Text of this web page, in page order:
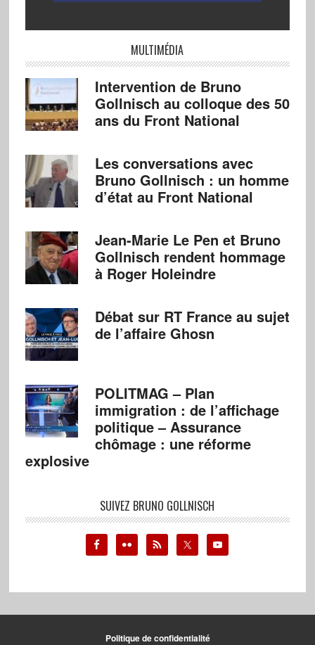
MULTIMÉDIA
Intervention de Bruno
Gollnisch au colloque des 50
ans du Front National
Les conversations avec
Bruno Gollnisch : un homme
d’état au Front National
Jean-Marie Le Pen et Bruno
Gollnisch rendent hommage
à Roger Holeindre
Débat sur RT France au sujet
de l’affaire Ghosn
POLITMAG – Plan
immigration : de l’affichage
politique – Assurance
chômage : une réforme
explosive
SUIVEZ BRUNO GOLLNISCH
Politique de confidentialité